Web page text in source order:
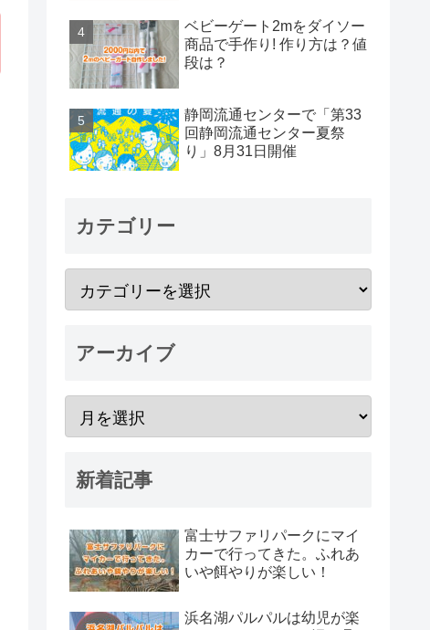
ベビーゲート2mをダイソー
商品で手作り! 作り方は？値
段は？
静岡流通センターで「第33
回静岡流通センター夏祭
り」8月31日開催
カテゴリー
アーカイブ
新着記事
富士サファリパークにマイ
カーで行ってきた。ふれあ
いや餌やりが楽しい！
浜名湖パルパルは幼児が楽